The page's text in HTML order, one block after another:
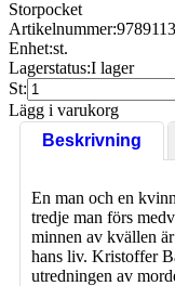
Storpocket
Artikelnummer:
Enhet:st.
Lagerstatus:I lager
St:
Lägg i varukorg
Beskrivning
En man och en
tredje man förs
minnen av kvällen
hans liv. Kristoffer
utredningen av